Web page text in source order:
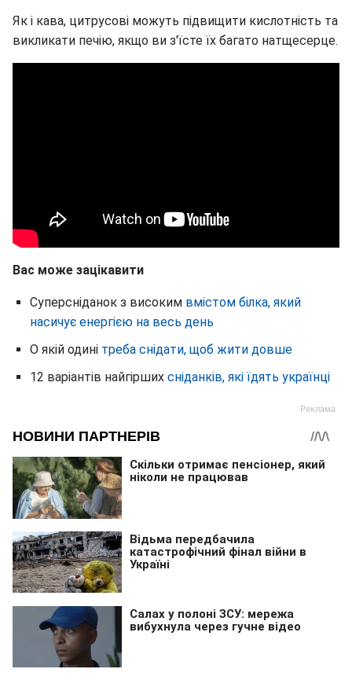
Як і кава, цитрусові можуть підвищити кислотність та
викликати печію, якщо ви з'їсте їх багато натщесерце.
Вас може зацікавити
Суперсніданок з високим вмістом білка, який
насичує енергією на весь день
О якій одині треба снідати, щоб жити довше
12 варіантів найгірших сніданків, які їдять українці